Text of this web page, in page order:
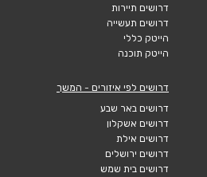
דרושים תיירות
דרושים תעשייה
הייטק כללי
הייטק תוכנה
דרושים לפי איזורים - המשך
דרושים באר שבע
דרושים אשקלון
דרושים אילת
דרושים ירושלים
דרושים בית שמש